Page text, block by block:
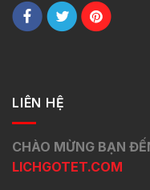
LIÊN HỆ
CHÀO MỪNG BẠN
LICHGOTET.COM